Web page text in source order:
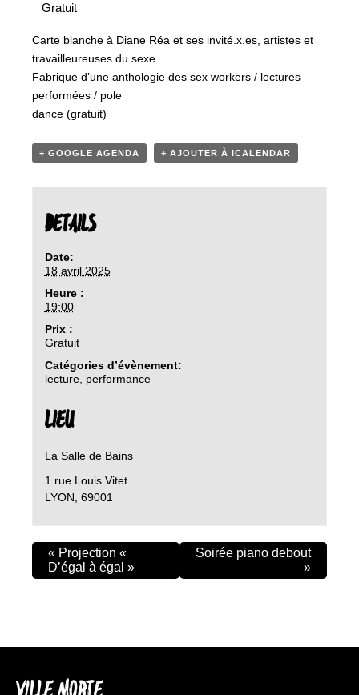
Gratuit
Carte blanche à Diane Réa et ses invité.x.es, artistes et
travailleureuses du sexe
Fabrique d’une anthologie des sex workers / lectures
performées / pole
dance (gratuit)
+ GOOGLE AGENDA + AJOUTER À ICALENDAR
DETAILS
Date:
18 avril 2025
Heure :
19:00
Prix :
Gratuit
Catégories d’évènement:
lecture, performance
LIEU
La Salle de Bains
1 rue Louis Vitet
LYON 69001
« Projection «
D’égal à égal »
Soirée piano debout
»